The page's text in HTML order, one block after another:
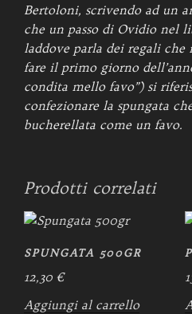
Bertoloni, scrivendo ad un
che un passo di Ovidio nel
laddove parla dei regali
fare il primo giorno
condita mello favo”) si
confezionare la spungata
bucherellata come un favo.
Prodotti correlati
SPUNGATA 500GR
12,30 €
Aggiungi al carrello